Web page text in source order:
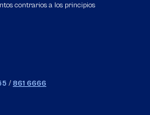
contrarios a los principios
/ 861 6666